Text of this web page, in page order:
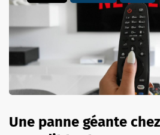
Une panne géante